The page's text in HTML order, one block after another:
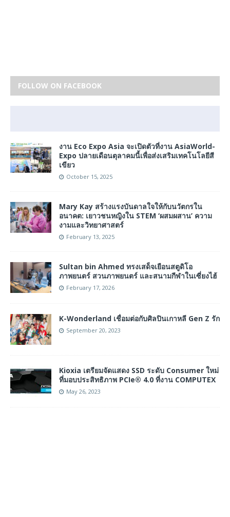
FOLLOW ON FACEBOOK
งาน Eco Expo Asia จะเปิดตัวที่งาน AsiaWorld-
Expo ปลายเดือนตุลาคมนี้เพื่อส่งเสริมเทคโนโลยีสี
เขียว
October 15, 2025
Mary Kay สร้างแรงบันดาลใจให้กับนวัตกรใน
อนาคต: เยาวชนหญิงใน STEM ‘ผสมผสาน’ ความ
งามและวิทยาศาสตร์
February 13, 2025
Sultan bin Ahmed ทรงเสด็จเยือนสตูดิโอ
ภาพยนตร์ สวนภาพยนตร์ และสนามกีฬาในเซี่ยงไฮ้
February 17, 2026
K-Wonderland เชื่อมต่อกับศิลปินเกาหลี Gen Z รัก
September 20, 2023
Kioxia เตรียมจัดแสดง SSD ระดับ Consumer ใหม่
ที่มอบประสิทธิภาพ PCIe® 4.0 ที่งาน COMPUTEX
May 26, 2023